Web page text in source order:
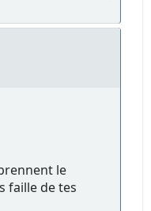
le
faille de tes